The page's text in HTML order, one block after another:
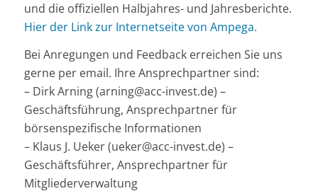
und die offiziellen Halbjahres- und Jahresberichte.
Hier der Link zur Internetseite von Ampega.
Bei Anregungen und Feedback erreichen Sie uns
gerne per email. Ihre Ansprechpartner sind:
– Dirk Arning (arning@acc-invest.de) –
Geschäftsführung, Ansprechpartner für
börsenspezifische Informationen
– Klaus J. Ueker (ueker@acc-invest.de) –
Geschäftsführer, Ansprechpartner für
Mitgliederverwaltung